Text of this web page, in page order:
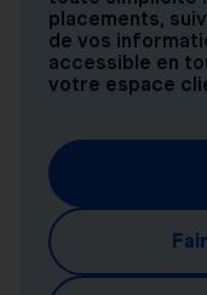
placements,
de vos
accessible en
votre espace